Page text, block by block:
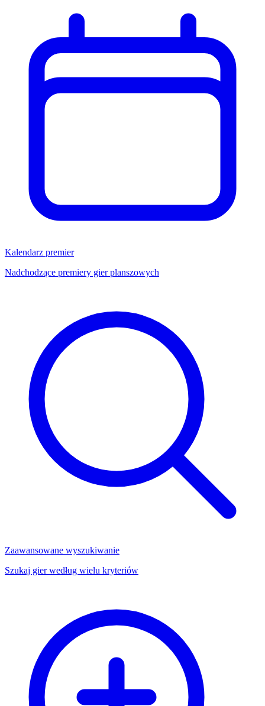
Kalendarz premier
Nadchodzące premiery gier planszowych
Zaawansowane wyszukiwanie
Szukaj gier według wielu kryteriów